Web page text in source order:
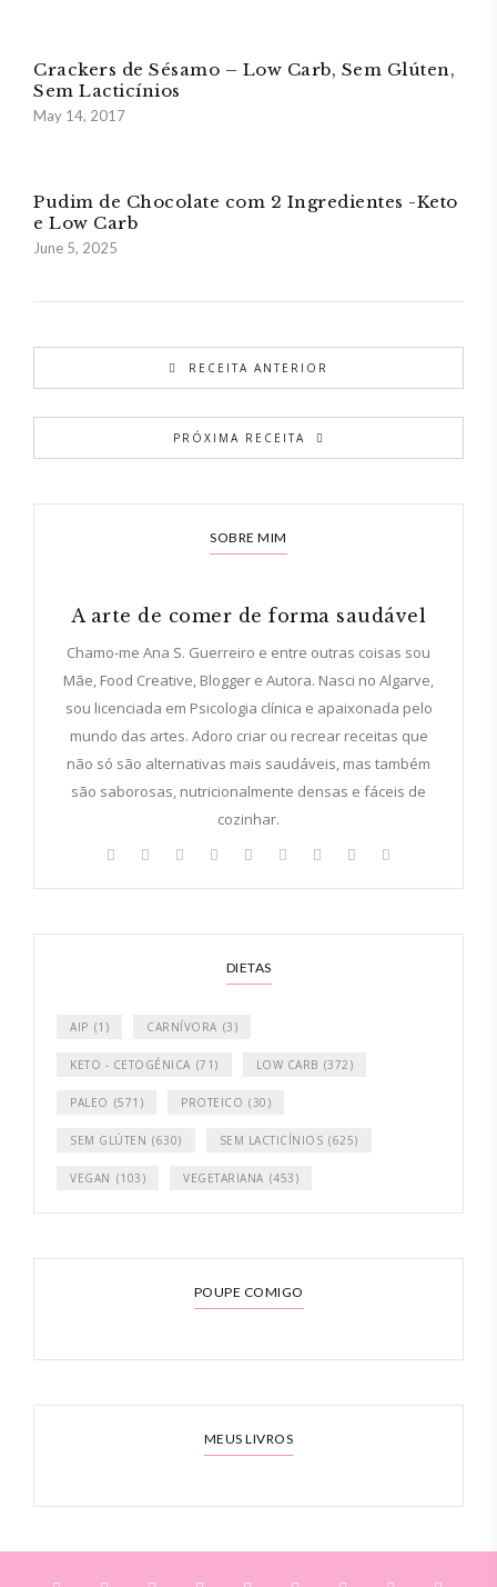
Crackers de Sésamo – Low Carb, Sem Glúten,
Sem Lacticínios
May 14, 2017
Pudim de Chocolate com 2 Ingredientes -Keto
e Low Carb
June 5, 2025
RECEITA ANTERIOR
PRÓXIMA RECEITA
SOBRE MIM
A arte de comer de forma saudável
Chamo-me Ana S. Guerreiro e entre outras coisas sou
Mãe, Food Creative, Blogger e Autora. Nasci no Algarve,
sou licenciada em Psicologia clínica e apaixonada pelo
mundo das artes. Adoro criar ou recrear receitas que
não só são alternativas mais saudáveis, mas também
são saborosas, nutricionalmente densas e fáceis de
cozinhar.
DIETAS
AIP (1) CARNÍVORA (3)
KETO - CETOGÉNICA (71) LOW CARB (372)
PALEO (571) PROTEICO (30)
SEM GLÚTEN (630) SEM LACTICÍNIOS (625)
VEGAN (103) VEGETARIANA (453)
POUPE COMIGO
MEUS LIVROS